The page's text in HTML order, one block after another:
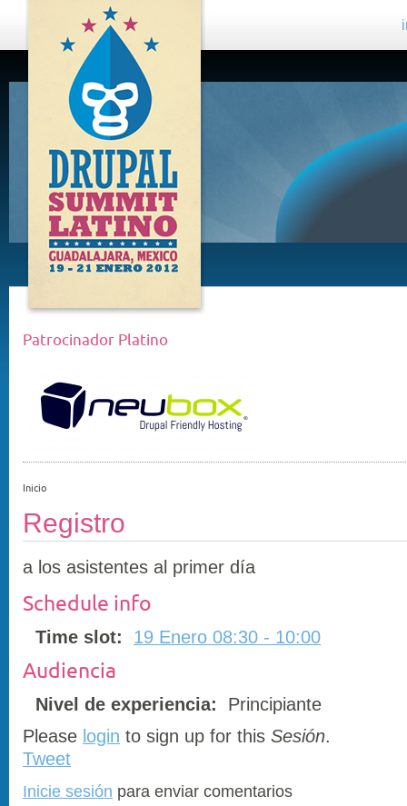
DRUPAL
SUMMIT
LATINO,
GUADALAJARA
2012
Patrocinador Platino
Inicio
Registro
a los asistentes al primer día
Schedule info
Time slot: 19 Enero 08:30 - 10:00
Audiencia
Nivel de experiencia:
Principiante
Please login to sign up for this Sesión.
Tweet
Inicie sesión para enviar comentarios